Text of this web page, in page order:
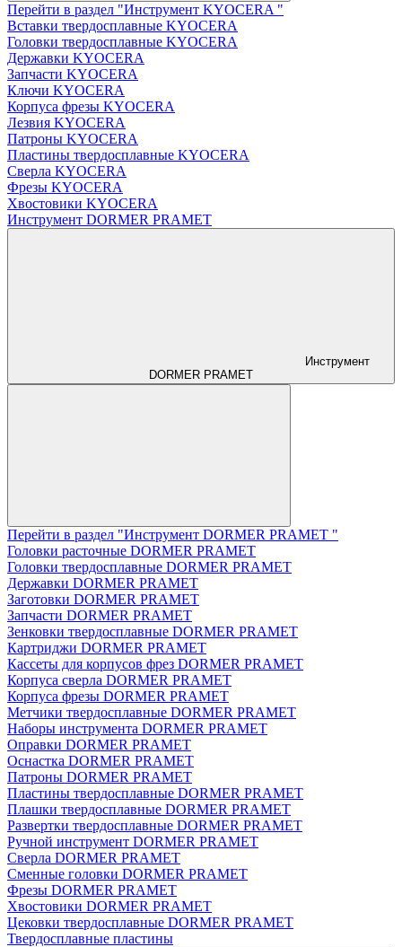
Перейти в раздел "Инструмент KYOCERA "
Вставки твердосплавные KYOCERA
Головки твердосплавные KYOCERA
Державки KYOCERA
Запчасти KYOCERA
Ключи KYOCERA
Корпуса фрезы KYOCERA
Лезвия KYOCERA
Патроны KYOCERA
Пластины твердосплавные KYOCERA
Сверла KYOCERA
Фрезы KYOCERA
Хвостовики KYOCERA
Инструмент DORMER PRAMET
Инструмент
DORMER PRAMET
Перейти в раздел "Инструмент DORMER PRAMET "
Головки расточные DORMER PRAMET
Головки твердосплавные DORMER PRAMET
Державки DORMER PRAMET
Заготовки DORMER PRAMET
Запчасти DORMER PRAMET
Зенковки твердосплавные DORMER PRAMET
Картриджи DORMER PRAMET
Кассеты для корпусов фрез DORMER PRAMET
Корпуса сверла DORMER PRAMET
Корпуса фрезы DORMER PRAMET
Метчики твердосплавные DORMER PRAMET
Наборы инструмента DORMER PRAMET
Оправки DORMER PRAMET
Оснастка DORMER PRAMET
Патроны DORMER PRAMET
Пластины твердосплавные DORMER PRAMET
Плашки твердосплавные DORMER PRAMET
Развертки твердосплавные DORMER PRAMET
Ручной инструмент DORMER PRAMET
Сверла DORMER PRAMET
Сменные головки DORMER PRAMET
Фрезы DORMER PRAMET
Хвостовики DORMER PRAMET
Цековки твердосплавные DORMER PRAMET
Твердосплавные пластины